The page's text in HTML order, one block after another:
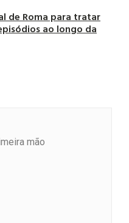
de Roma para tratar
ao longo da
mão